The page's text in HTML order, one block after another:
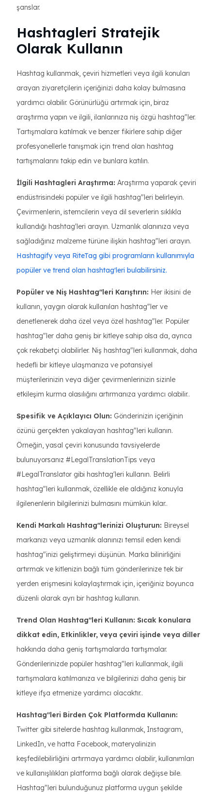
şanslar.
Hashtagleri Stratejik
Olarak Kullanın
Hashtag kullanmak, çeviri hizmetleri veya ilgili konuları
arayan ziyaretçilerin içeriğinizi daha kolay bulmasına
yardımcı olabilir. Görünürlüğü artırmak için, biraz
araştırma yapın ve ilgili, ilanlarınıza niş özgü hashtag"ler.
Tartışmalara katılmak ve benzer fikirlere sahip diğer
profesyonellerle tanışmak için trend olan hashtag
tartışmalarını takip edin ve bunlara katılın.
İlgili Hashtagleri Araştırma: Araştırma yaparak çeviri
endüstrisindeki popüler ve ilgili hashtag"leri belirleyin.
Çevirmenlerin, istemcilerin veya dil severlerin sıklıkla
kullandığı hashtag'leri arayın. Uzmanlık alanınıza veya
sağladığınız malzeme türüne ilişkin hashtag"leri arayın.
Hashtagify veya RiteTag gibi programların kullanımıyla
popüler ve trend olan hashtag'leri bulabilirsiniz.
Popüler ve Niş Hashtag"leri Karıştırın: Her ikisini de
kullanın, yaygın olarak kullanılan hashtag"ler ve
denetlenerek daha özel veya özel hashtag"ler. Popüler
hashtag"ler daha geniş bir kitleye sahip olsa da, ayrıca
çok rekabetçi olabilirler. Niş hashtag"leri kullanmak, daha
hedefli bir kitleye ulaşmanıza ve potansiyel
müşterilerinizin veya diğer çevirmenlerinizin sizinle
etkileşim kurma olasılığını artırmanıza yardımcı olabilir..
Spesifik ve Açıklayıcı Olun: Gönderinizin içeriğinin
özünü gerçekten yakalayan hashtag"leri kullanın.
Örneğin, yasal çeviri konusunda tavsiyelerde
bulunuyorsanız #LegalTranslationTips veya
#LegalTranslator gibi hashtag'leri kullanın. Belirli
hashtag"leri kullanmak, özellikle ele aldığınız konuyla
ilgilenenlerin bilgilerinizi bulmasını mümkün kılar..
Kendi Markalı Hashtag"lerinizi Oluşturun: Bireysel
markanızı veya uzmanlık alanınızı temsil eden kendi
hashtag"inizi geliştirmeyi düşünün. Marka bilinirliğini
artırmak ve kitlenizin bağlı tüm gönderilerinize tek bir
yerden erişmesini kolaylaştırmak için, içeriğiniz boyunca
düzenli olarak ayrı bir hashtag kullanın.
Trend Olan Hashtag"leri Kullanın: Sıcak konulara
dikkat edin, Etkinlikler, veya çeviri işinde veya diller
hakkında daha geniş tartışmalarda tartışmalar.
Gönderilerinizde popüler hashtag"leri kullanmak, ilgili
tartışmalara katılmanıza ve bilgilerinizi daha geniş bir
kitleye ifşa etmenize yardımcı olacaktır..
Hashtag"leri Birden Çok Platformda Kullanın:
Twitter gibi sitelerde hashtag kullanmak, Instagram,
LinkedIn, ve hatta Facebook, materyalinizin
keşfedilebilirliğini artırmaya yardımcı olabilir, kullanımları
ve kullanışlılıkları platforma bağlı olarak değişse bile.
Hashtag"leri bulunduğunuz platforma uygun şekilde